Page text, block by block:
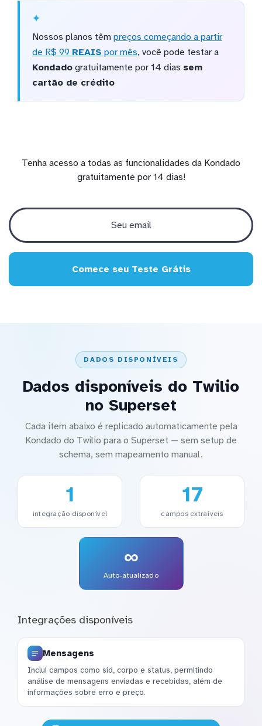
Nossos planos têm preços começando a partir
de R$ 99 REAIS por mês, você pode testar a
Kondadogratuitamente por 14 dias sem
cartão de crédito
Tenha acesso a todas as funcionalidades da Kondado
gratuitamente por 14 dias!
Comece seu Teste Grátis
DADOS DISPONÍVEIS
Dados disponíveis do Twilio
no Superset
Cada item abaixo é replicado automaticamente pela
Kondado do Twilio para o Superset — sem setup de
schema, sem mapeamento manual.
1
integração disponível
17
campos extraíveis
∞
Auto-atualizado
Integrações disponíveis
Mensagens
Inclui campos como sid, corpo e status, permitindo
análise de mensagens enviadas e recebidas, além de
informações sobre erro e preço.